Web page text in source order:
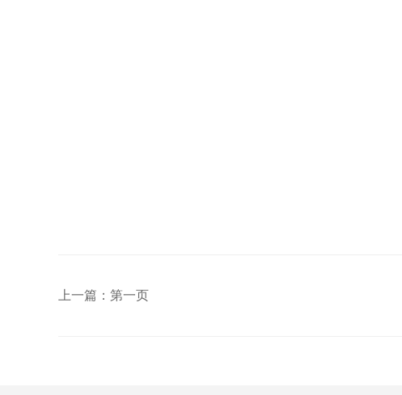
上一篇：第一页